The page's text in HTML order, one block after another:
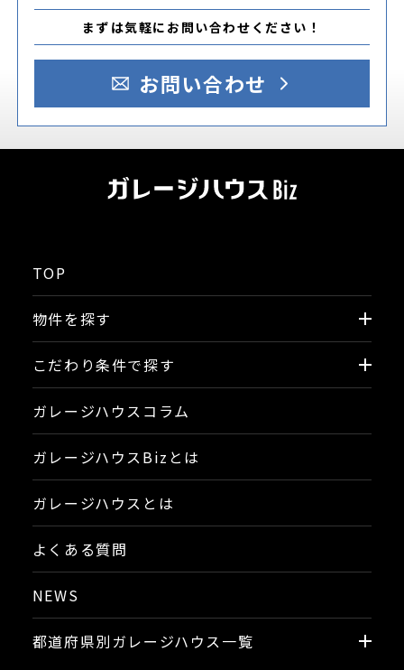
まずは気軽にお問い合わせください！
お問い合わせ
TOP
物件を探す
こだわり条件で探す
ガレージハウスコラム
ガレージハウスBizとは
ガレージハウスとは
よくある質問
NEWS
都道府県別ガレージハウス一覧